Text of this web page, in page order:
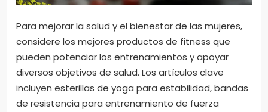
Para mejorar la salud y el bienestar de las mujeres,
considere los mejores productos de fitness que
pueden potenciar los entrenamientos y apoyar
diversos objetivos de salud. Los artículos clave
incluyen esterillas de yoga para estabilidad, bandas
de resistencia para entrenamiento de fuerza